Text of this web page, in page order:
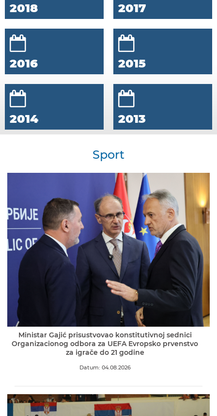
2018 2017
2016 2015
2014 2013
Sport
Ministar Gajić prisustvovao konstitutivnoj sednici
Organizacionog odbora za UEFA Evropsko prvenstvo
za igrače do 21 godine
Datum: 04.08.2026